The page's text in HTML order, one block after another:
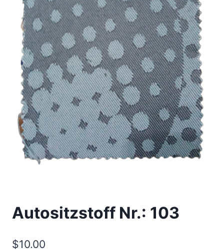
Autositzstoff Nr.: 103
$10.00